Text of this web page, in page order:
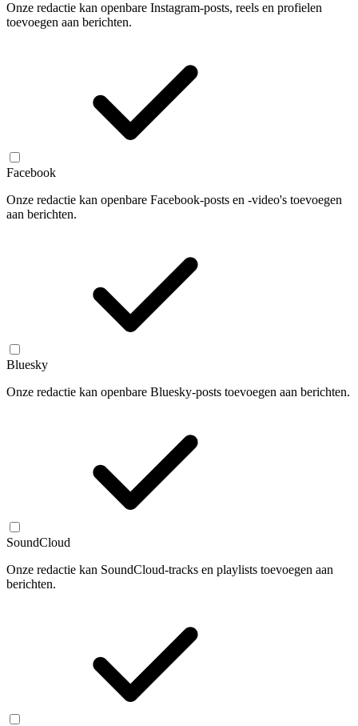
Onze redactie kan openbare Instagram-posts, reels en profielen
toevoegen aan berichten.
Facebook
Onze redactie kan openbare Facebook-posts en -video's toevoegen
aan berichten.
Bluesky
Onze redactie kan openbare Bluesky-posts toevoegen aan berichten.
SoundCloud
Onze redactie kan SoundCloud-tracks en playlists toevoegen aan
berichten.